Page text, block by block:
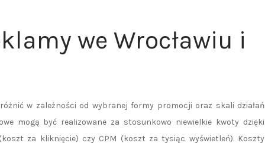
we Wrocławiu i
w zależności od wybranej formy promocji oraz skali działań
mogą być realizowane za stosunkowo niewielkie kwoty dzięki
za kliknięcie) czy CPM (koszt za tysiąc wyświetleń). Koszty